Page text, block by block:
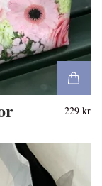
229 kr